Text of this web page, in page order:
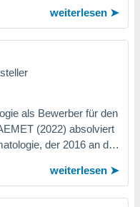
weiterlesen
als Bewerber für den
(2022) absolviert
der 2016 an der
weiterlesen